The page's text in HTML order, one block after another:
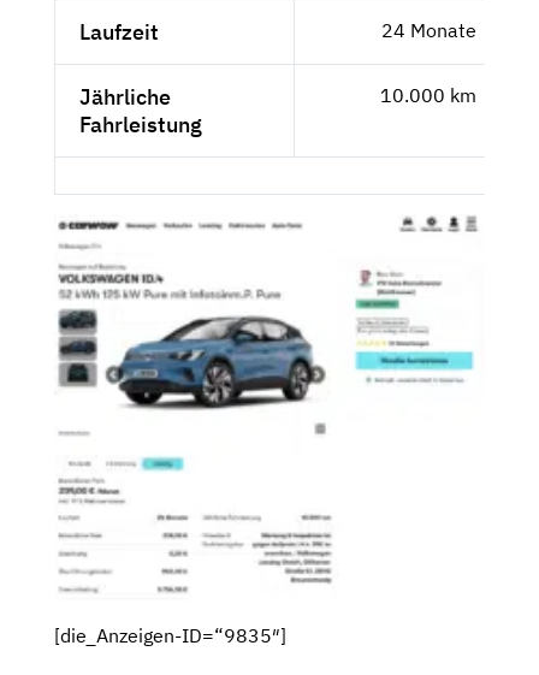
Laufzeit 24 Monate
Jährliche
Fahrleistung
10.000 km
[die_Anzeigen-ID=“9835″]